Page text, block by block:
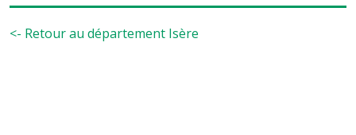
<- Retour au département Isère